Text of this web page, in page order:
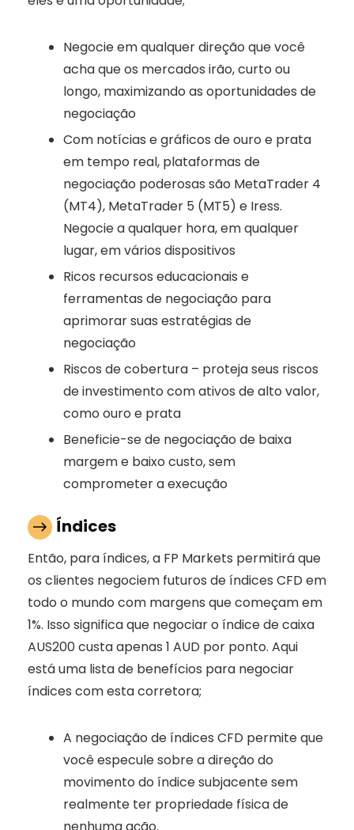
Negocie em qualquer direção que você
acha que os mercados irão, curto ou
longo, maximizando as oportunidades de
negociação
Com notícias e gráficos de ouro e prata
em tempo real, plataformas de
negociação poderosas são MetaTrader 4
(MT4), MetaTrader 5 (MT5) e Iress.
Negocie a qualquer hora, em qualquer
lugar, em vários dispositivos
Ricos recursos educacionais e
ferramentas de negociação para
aprimorar suas estratégias de
negociação
Riscos de cobertura – proteja seus riscos
de investimento com ativos de alto valor,
como ouro e prata
Beneficie-se de negociação de baixa
margem e baixo custo, sem
comprometer a execução
Índices
Então, para índices, a FP Markets permitirá que
os clientes negociem futuros de índices CFD em
todo o mundo com margens que começam em
1%. Isso significa que negociar o índice de caixa
AUS200 custa apenas 1 AUD por ponto. Aqui
está uma lista de benefícios para negociar
índices com esta corretora;
A negociação de índices CFD permite que
você especule sobre a direção do
movimento do índice subjacente sem
realmente ter propriedade física de
nenhuma ação.